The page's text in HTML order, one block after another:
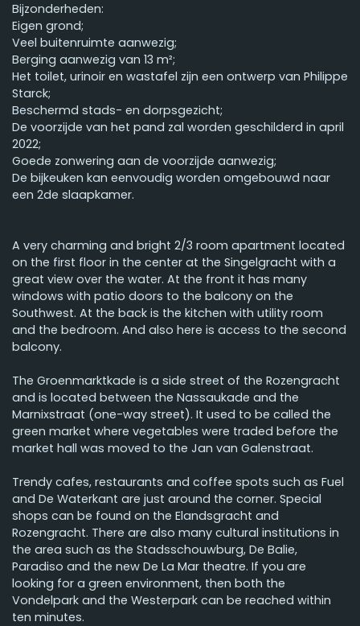
Bijzonderheden:
Eigen grond;
Veel buitenruimte aanwezig;
Berging aanwezig van 13 m²;
Het toilet, urinoir en wastafel zijn een ontwerp van Philippe
Starck;
Beschermd stads- en dorpsgezicht;
De voorzijde van het pand zal worden geschilderd in april
2022;
Goede zonwering aan de voorzijde aanwezig;
De bijkeuken kan eenvoudig worden omgebouwd naar
een 2de slaapkamer.
A very charming and bright 2/3 room apartment located
on the first floor in the center at the Singelgracht with a
great view over the water. At the front it has many
windows with patio doors to the balcony on the
Southwest. At the back is the kitchen with utility room
and the bedroom. And also here is access to the second
balcony.
The Groenmarktkade is a side street of the Rozengracht
and is located between the Nassaukade and the
Marnixstraat (one-way street). It used to be called the
green market where vegetables were traded before the
market hall was moved to the Jan van Galenstraat.
Trendy cafes, restaurants and coffee spots such as Fuel
and De Waterkant are just around the corner. Special
shops can be found on the Elandsgracht and
Rozengracht. There are also many cultural institutions in
the area such as the Stadsschouwburg, De Balie,
Paradiso and the new De La Mar theatre. If you are
looking for a green environment, then both the
Vondelpark and the Westerpark can be reached within
ten minutes.